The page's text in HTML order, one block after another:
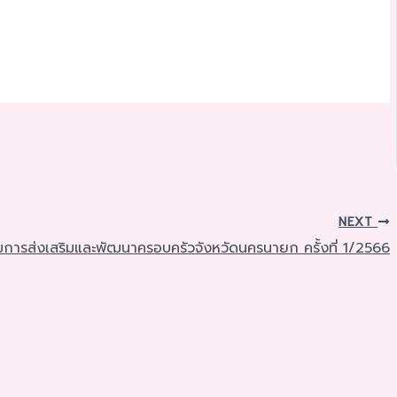
NEXT
ารส่งเสริมและพัฒนาครอบครัวจังหวัดนครนายก ครั้งที่ 1/2566